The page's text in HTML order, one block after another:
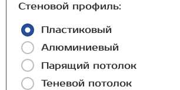
Стеновой профиль:
Пластиковый
Алюминиевый
Парящий потолок
Теневой потолок